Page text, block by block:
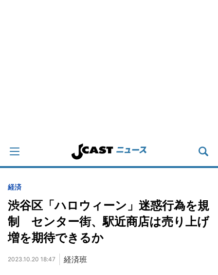
経済
渋谷区「ハロウィーン」迷惑行為を規
制 センター街、駅近商店は売り上げ
増を期待できるか
2023.10.20 18:47 経済班